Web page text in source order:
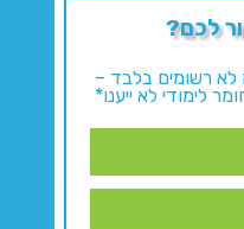
לכם?
לא רשומים בלבד –
לימודי לא ייענו*